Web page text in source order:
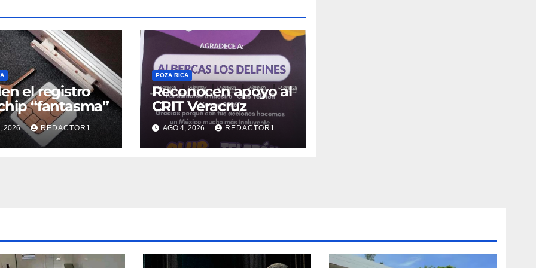
el registro
“fantasma”
2026 REDACTOR1
POZA RICA
Reconocen apoyo al
CRIT Veracruz
AGO 4, 2026 REDACTOR1